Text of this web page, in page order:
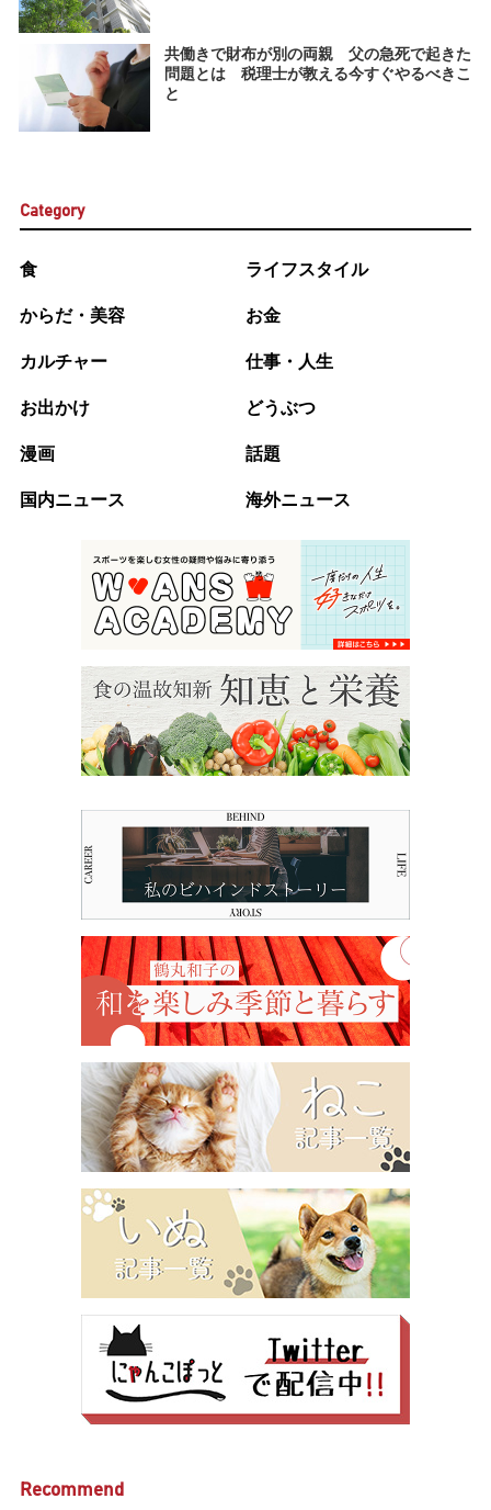
共働きで財布が別の両親 父の急死で起きた
問題とは 税理士が教える今すぐやるべきこ
と
Category
食 ライフスタイル
からだ・美容 お金
カルチャー 仕事・人生
お出かけ どうぶつ
漫画 話題
国内ニュース 海外ニュース
Recommend